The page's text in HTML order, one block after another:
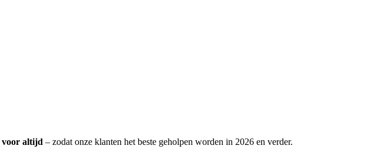
voor altijd – zodat onze klanten het beste geholpen worden in 2026 en verder.